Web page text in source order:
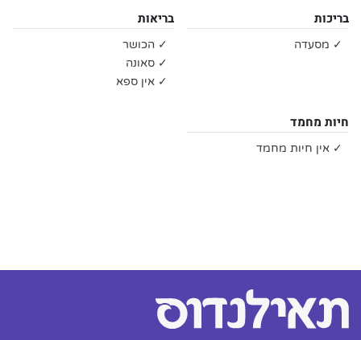
בריכות
✓ מסעדה
בריאות
✓ הכושר
✓ סאונה
✓ אין ספא
חיות מחמד
✓ אין חיות מחמד